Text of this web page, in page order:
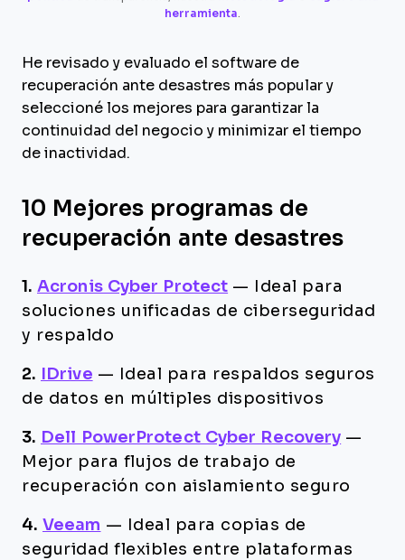
herramienta.
He revisado y evaluado el software de
recuperación ante desastres más popular y
seleccioné los mejores para garantizar la
continuidad del negocio y minimizar el tiempo
de inactividad.
10 Mejores programas de
recuperación ante desastres
1. Acronis Cyber Protect —
Ideal para
soluciones unificadas de ciberseguridad
y respaldo
2. IDrive —
Ideal para respaldos seguros
de datos en múltiples dispositivos
3. Dell PowerProtect Cyber Recovery —
Mejor para flujos de trabajo de
recuperación con aislamiento seguro
4. Veeam —
Ideal para copias de
seguridad flexibles entre plataformas